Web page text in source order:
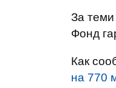
За
Фонд
Как
на 770